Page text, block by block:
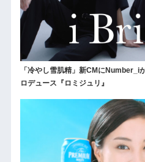
「冷やし雪肌精」新CMにNumber_i
ロデュース『ロミジュリ』